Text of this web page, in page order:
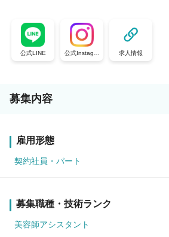
公式LINE
公式Instagra
m
求人情報
募集内容
雇用形態
契約社員・パート
募集職種・技術ランク
美容師アシスタント